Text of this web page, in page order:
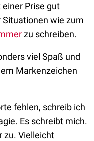
Prise gut
wie zum
zu schreiben.
viel Spaß und
Markenzeichen
fehlen, schreib ich
Es schreibt mich.
zu. Vielleicht